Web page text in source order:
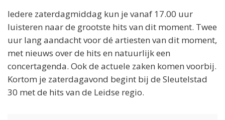
Iedere zaterdagmiddag kun je vanaf 17.00 uur
luisteren naar de grootste hits van dit moment. Twee
uur lang aandacht voor dé artiesten van dit moment,
met nieuws over de hits en natuurlijk een
concertagenda. Ook de actuele zaken komen voorbij.
Kortom je zaterdagavond begint bij de Sleutelstad
30 met de hits van de Leidse regio.